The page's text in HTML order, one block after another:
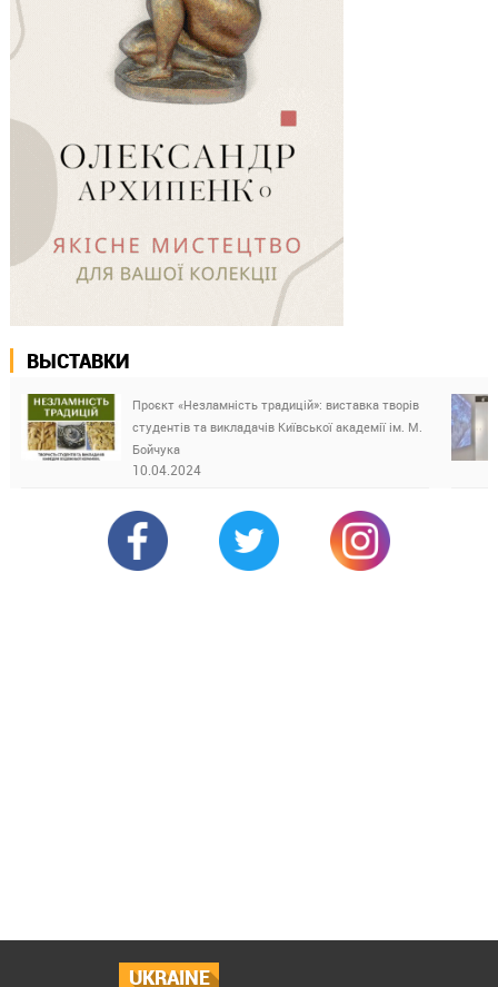
ВЫСТАВКИ
Проєкт «Незламність традицій»: виставка творів
студентів та викладачів Київської академії ім. М.
Бойчука
10.04.2024
UKRAINE